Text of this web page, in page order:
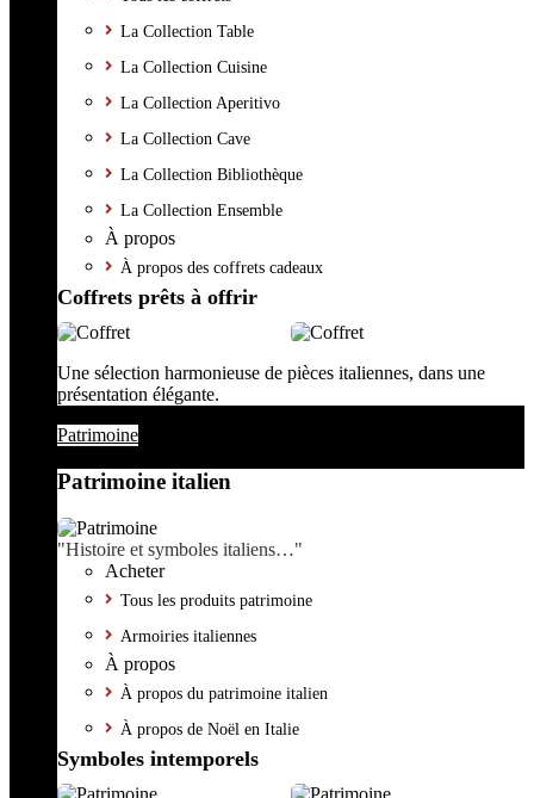
La Collection Table
La Collection Cuisine
La Collection Aperitivo
La Collection Cave
La Collection Bibliothèque
La Collection Ensemble
À propos
À propos des coffrets cadeaux
Coffrets prêts à offrir
Une sélection harmonieuse de pièces italiennes, dans une
présentation élégante.
Patrimoine
Patrimoine italien
"Histoire et symboles italiens…"
Acheter
Tous les produits patrimoine
Armoiries italiennes
À propos
À propos du patrimoine italien
À propos de Noël en Italie
Symboles intemporels